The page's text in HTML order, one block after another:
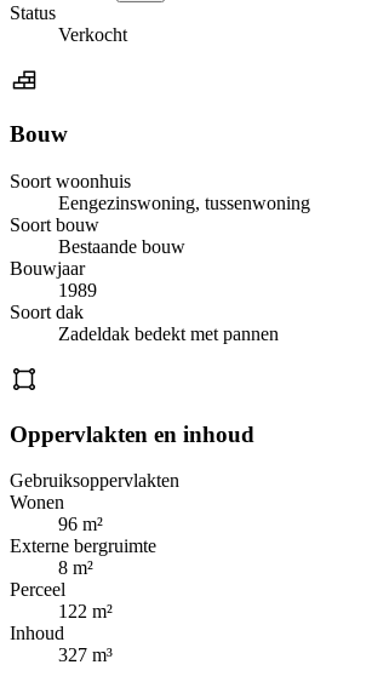
Status
Verkocht
Bouw
Soort woonhuis
Eengezinswoning, tussenwoning
Soort bouw
Bestaande bouw
Bouwjaar
1989
Soort dak
Zadeldak bedekt met pannen
Oppervlakten en inhoud
Gebruiksoppervlakten
Wonen
96 m²
Externe bergruimte
8 m²
Perceel
122 m²
Inhoud
327 m³